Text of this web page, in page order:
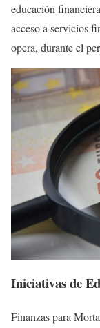
educación
acceso a servicios
opera, durante el
Iniciativas de
Finanzas para